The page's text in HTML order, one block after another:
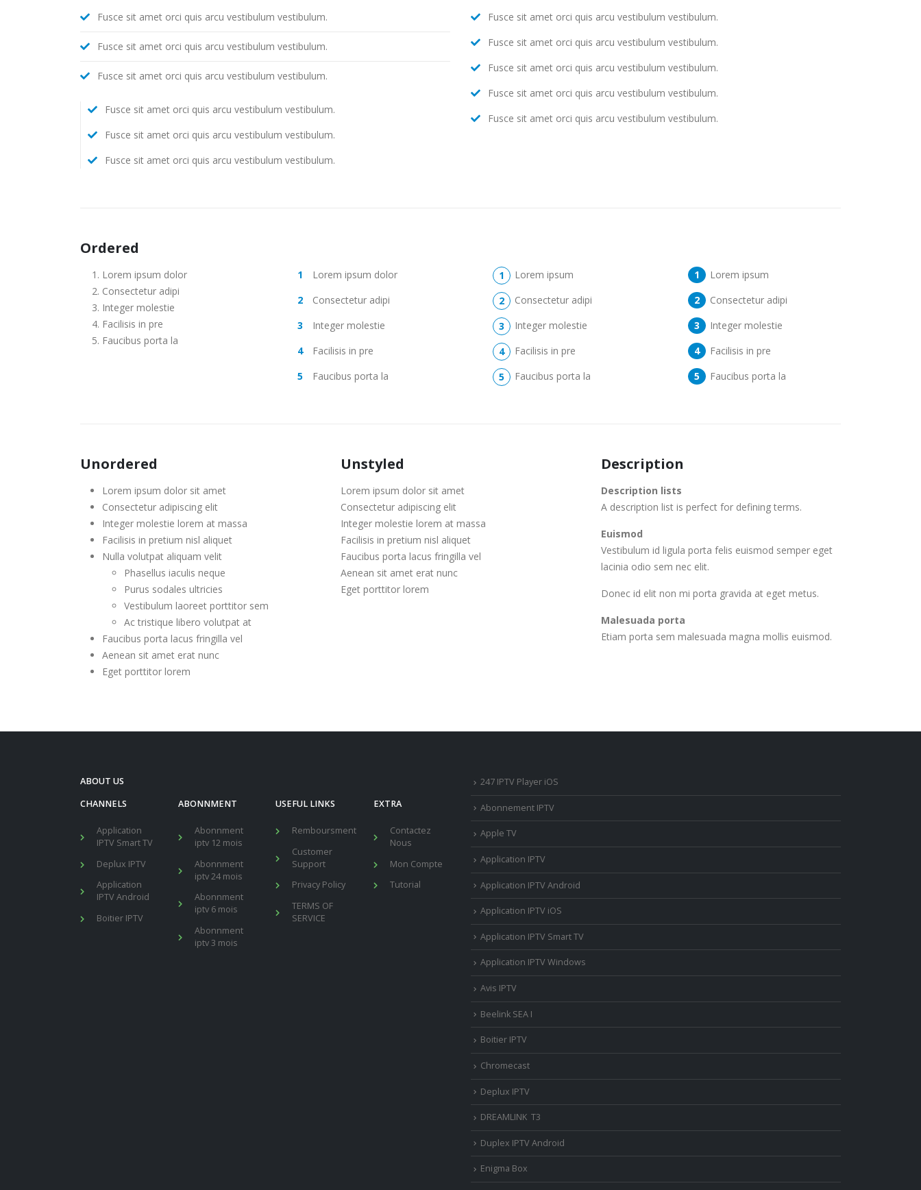
Fusce sit amet orci quis arcu vestibulum vestibulum.
Fusce sit amet orci quis arcu vestibulum vestibulum.
Fusce sit amet orci quis arcu vestibulum vestibulum.
Fusce sit amet orci quis arcu vestibulum vestibulum.
Fusce sit amet orci quis arcu vestibulum vestibulum.
Fusce sit amet orci quis arcu vestibulum vestibulum.
Fusce sit amet orci quis arcu vestibulum vestibulum.
Fusce sit amet orci quis arcu vestibulum vestibulum.
Fusce sit amet orci quis arcu vestibulum vestibulum.
Fusce sit amet orci quis arcu vestibulum vestibulum.
Fusce sit amet orci quis arcu vestibulum vestibulum.
Ordered
Lorem ipsum dolor
Consectetur adipi
Integer molestie
Facilisis in pre
Faucibus porta la
Lorem ipsum dolor
Consectetur adipi
Integer molestie
Facilisis in pre
Faucibus porta la
Lorem ipsum
Consectetur adipi
Integer molestie
Facilisis in pre
Faucibus porta la
Lorem ipsum
Consectetur adipi
Integer molestie
Facilisis in pre
Faucibus porta la
Unordered
Lorem ipsum dolor sit amet
Consectetur adipiscing elit
Integer molestie lorem at massa
Facilisis in pretium nisl aliquet
Nulla volutpat aliquam velit
Phasellus iaculis neque
Purus sodales ultricies
Vestibulum laoreet porttitor sem
Ac tristique libero volutpat at
Faucibus porta lacus fringilla vel
Aenean sit amet erat nunc
Eget porttitor lorem
Unstyled
Lorem ipsum dolor sit amet
Consectetur adipiscing elit
Integer molestie lorem at massa
Facilisis in pretium nisl aliquet
Faucibus porta lacus fringilla vel
Aenean sit amet erat nunc
Eget porttitor lorem
Description
Description lists
A description list is perfect for defining terms.
Euismod
Vestibulum id ligula porta felis euismod semper eget
lacinia odio sem nec elit.
Donec id elit non mi porta gravida at eget metus.
Malesuada porta
Etiam porta sem malesuada magna mollis euismod.
ABOUT US
CHANNELS
Application
IPTV Smart TV
Deplux IPTV
Application
IPTV Android
Boitier IPTV
ABONNMENT
Abonnment
iptv 12 mois
Abonnment
iptv 24 mois
Abonnment
iptv 6 mois
Abonnment
iptv 3 mois
USEFUL LINKS
Remboursment
Customer
Support
Privacy Policy
TERMS OF
SERVICE
EXTRA
Contactez
Nous
Mon Compte
Tutorial
247 IPTV Player iOS
Abonnement IPTV
Apple TV
Application IPTV
Application IPTV Android
Application IPTV iOS
Application IPTV Smart TV
Application IPTV Windows
Avis IPTV
Beelink SEA I
Boitier IPTV
Chromecast
Deplux IPTV
DREAMLINK T3
Duplex IPTV Android
Enigma Box